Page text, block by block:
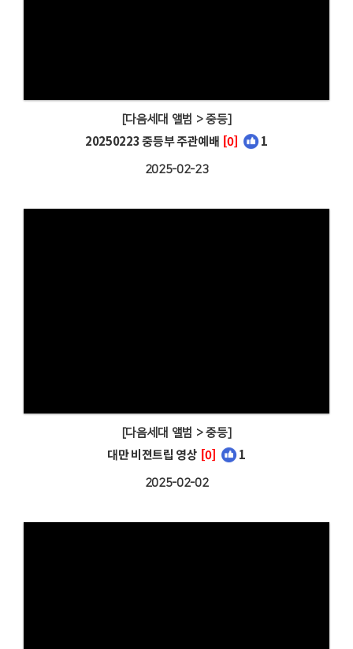
[다음세대 앨범 > 중등]
20250223 중등부 주관예배 [0] 1
2025-02-23
[다음세대 앨범 > 중등]
대만 비젼트립 영상 [0] 1
2025-02-02